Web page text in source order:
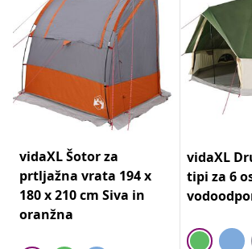
vidaXL Šotor za
prtljažna vrata 194 x
180 x 210 cm Siva in
oranžna
vidaXL
tipi za 6